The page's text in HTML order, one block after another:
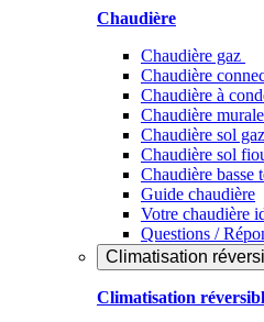
Chaudière
Chaudière gaz
Chaudière
Chaudière à
Chaudière
Chaudière sol gaz
Chaudière sol
Chaudière basse
Guide chaudière
Votre chaudière
Questions /
Climatisation
Climatisation